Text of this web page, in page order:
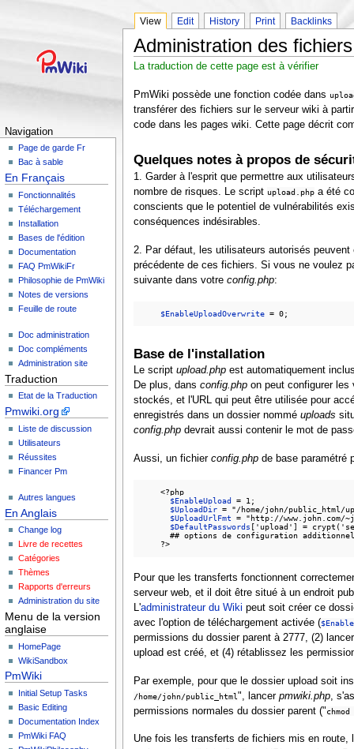
Navigation
Page de garde Fr
Bac à sable
En Français
Fonctionnalités
Téléchargement
Installation
Bases de l'édition
Documentation
FAQ PmWikiFr
Philosophie de PmWiki
Notes de versions
Feuille de route
Doc administration
Doc compléments
Administration site
Traduction
Etat de la Traduction
Pmwiki.org
Liste de discussion
Utilisateurs
Réussites
Financer Pm
Autres langues
En Anglais
Change log
Livre de recettes
Catégories
Thèmes
Rapports d'erreurs
Administration du site
Menu de la version
anglaise
HomePage
WikiSandbox
PmWiki
Initial Setup Tasks
Basic Editing
Documentation Index
PmWiki FAQ
View Edit History Print Backlinks
Administration des
La traduction de cette page est à vérifier
PmWiki possède une fonction codée dans
transférer des fichiers sur le serveur wiki à
code dans les pages wiki. Cette page décrit
Quelques notes à propos de
1. Garder à l'esprit que permettre aux
nombre de risques. Le script upload.phpa été
conscients que le potentiel de vulnérabilités
conséquences indésirables.
2. Par défaut, les utilisateurs autorisés
précédente de ces fichiers. Si vous ne voulez
suivante dans votre config.php:
$EnableUploadOverwrite
Base de l'installation
Le script upload.phpest automatiquement
De plus, dans config.phpon peut configurer les
stockés, et l'URL qui peut être utilisée pour
enregistrés dans un dossier nommé uploads
config.phpdevrait aussi contenir le mot de
Aussi, un fichier config.phpde base paramétré
    <?php
$EnableUpload = 1;
$UploadDir = "/home/john/public_html/
$UploadUrlFmt = "http://www.john.com/
$DefaultPasswords ['upload'] =
## options de configuration
    ?>
Pour que les transferts fonctionnent
serveur web, et il doit être situé à un endroit
L'administrateur du Wiki peut soit créer ce
avec l'option de téléchargement activée (
permissions du dossier parent à 2777, (2)
upload est créé, et (4) rétablissez les
Par exemple, pour que le dossier upload soit
/home/john/public_html", lancer pmwiki.php,
permissions normales du dossier parent ("
Une fois les transferts de fichiers mis en